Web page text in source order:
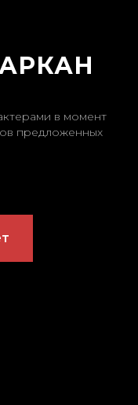
в момент
предложенных